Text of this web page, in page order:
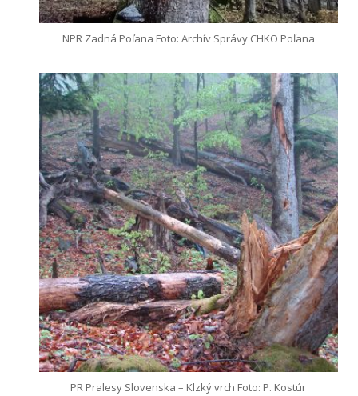
NPR Zadná Poľana Foto: Archív Správy CHKO Poľana
PR Pralesy Slovenska – Klzký vrch Foto: P. Kostúr